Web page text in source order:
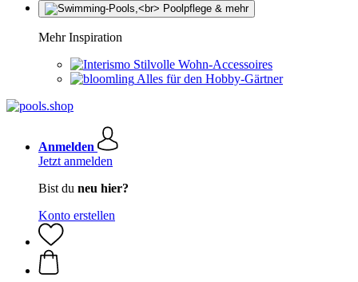
Mehr Inspiration
Stilvolle Wohn-Accessoires
Alles für den Hobby-Gärtner
Anmelden
Jetzt anmelden
Bist du neu hier?
Konto erstellen